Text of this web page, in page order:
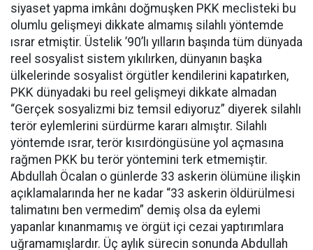
siyaset yapma imkânı doğmuşken PKK meclisteki bu
olumlu gelişmeyi dikkate almamış silahlı yöntemde
ısrar etmiştir. Üstelik ’90’lı yılların başında tüm dünyada
reel sosyalist sistem yıkılırken, dünyanın başka
ülkelerinde sosyalist örgütler kendilerini kapatırken,
PKK dünyadaki bu reel gelişmeyi dikkate almadan
“Gerçek sosyalizmi biz temsil ediyoruz” diyerek silahlı
terör eylemlerini sürdürme kararı almıştır. Silahlı
yöntemde ısrar, terör kısırdöngüsüne yol açmasına
rağmen PKK bu terör yöntemini terk etmemiştir.
Abdullah Öcalan o günlerde 33 askerin ölümüne ilişkin
açıklamalarında her ne kadar “33 askerin öldürülmesi
talimatını ben vermedim” demiş olsa da eylemi
yapanlar kınanmamış ve örgüt içi cezai yaptırımlara
uğramamışlardır. Üç aylık sürecin sonunda Abdullah